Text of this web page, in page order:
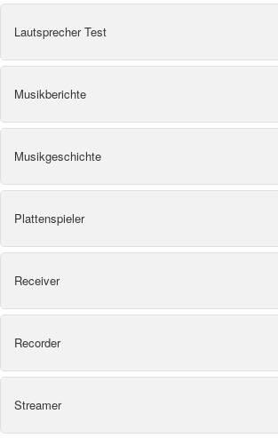
Lautsprecher Test
Musikberichte
Musikgeschichte
Plattenspieler
Receiver
Recorder
Streamer